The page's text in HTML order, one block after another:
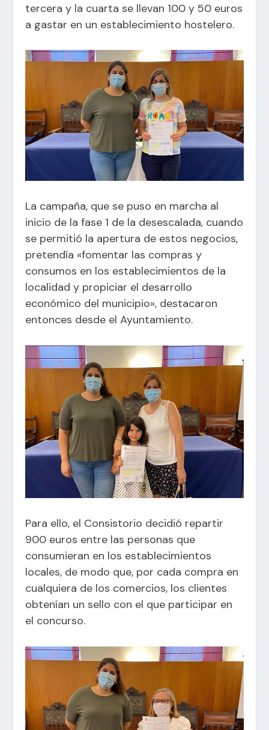
tercera y la cuarta se llevan 100 y 50 euros
a gastar en un establecimiento hostelero.
La campaña, que se puso en marcha al
inicio de la fase 1 de la desescalada, cuando
se permitió la apertura de estos negocios,
pretendía «fomentar las compras y
consumos en los establecimientos de la
localidad y propiciar el desarrollo
económico del municipio», destacaron
entonces desde el Ayuntamiento.
Para ello, el Consistorio decidió repartir
900 euros entre las personas que
consumieran en los establecimientos
locales, de modo que, por cada compra en
cualquiera de los comercios, los clientes
obtenían un sello con el que participar en
el concurso.